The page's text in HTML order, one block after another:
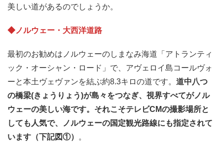
美しい道があるのでしょうか。
◆ノルウェー・大西洋道路
最初のお勧めはノルウェーのしまなみ海道「アトランティ
ック・オーシャン・ロード」で、アヴェロイ島コールヴォ
ーと本土ヴェヴァンを結ぶ約8.3キロの道です。 道中八つ
の橋梁(きょうりょう)が島々をつなぎ、視界すべてがノル
ウェーの美しい海です。 それこそテレビCMの撮影場所と
しても人気で、ノルウェーの国定観光路線にも指定されて
います（下記図①）
。